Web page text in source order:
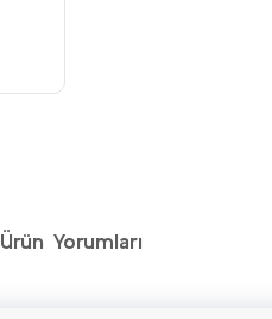
Ürün Yorumları